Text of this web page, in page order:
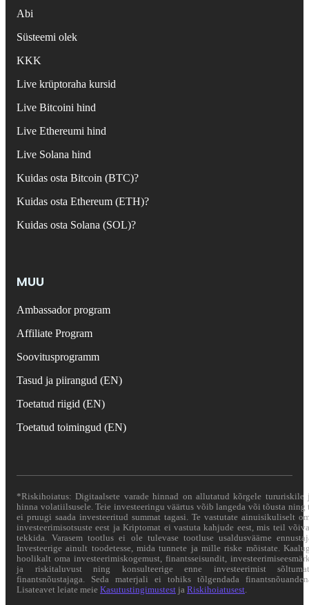
Abi
Süsteemi olek
KKK
Live krüptoraha kursid
Live Bitcoini hind
Live Ethereumi hind
Live Solana hind
Kuidas osta Bitcoin (BTC)?
Kuidas osta Ethereum (ETH)?
Kuidas osta Solana (SOL)?
MUU
Ambassador program
Affiliate Program
Soovitusprogramm
Tasud ja piirangud (EN)
Toetatud riigid (EN)
Toetatud toimingud (EN)
*Riskihoiatus: Digitaalsete varade hinnad on allutatud kõrgele tururiskile
hinna volatiilsusele. Teie investeeringu väärtus võib langeda või tõusta ning
ei pruugi saada investeeritud summat tagasi. Te vastutate ainuisikuliselt
investeerimisotsuste eest ja Kriptomat ei vastuta kahjude eest, mis teil
tekkida. Varasem tootlus ei ole tulevase tootluse usaldusväärne
Investeerige ainult toodetesse, mida tunnete ja mille riske mõistate.
hoolikalt oma investeerimiskogemust, finantsseisundit,
ja riskitaluvust ning konsulteerige enne investeerimist
finantsnõustajaga. Seda materjali ei tohiks tõlgendada
Lisateavet leiate meie Kasutustingimustest ja Riskihoiatusest